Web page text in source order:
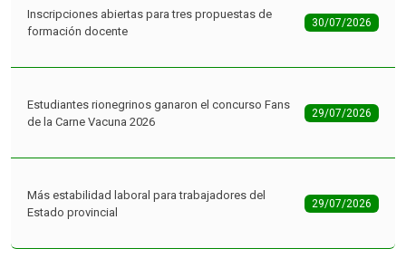
Inscripciones abiertas para tres propuestas de
formación docente
30/07/2026
Estudiantes rionegrinos ganaron el concurso Fans
de la Carne Vacuna 2026
29/07/2026
Más estabilidad laboral para trabajadores del
Estado provincial
29/07/2026